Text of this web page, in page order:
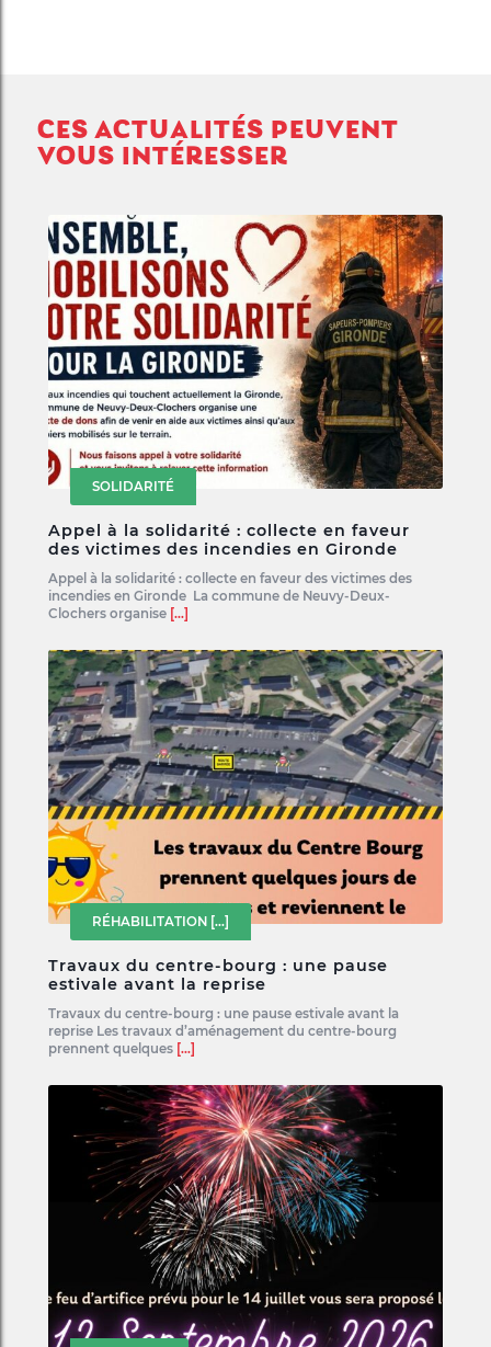
CES ACTUALITÉS PEUVENT
VOUS INTÉRESSER
SOLIDARITÉ
Appel à la solidarité : collecte en faveur
des victimes des incendies en Gironde
Appel à la solidarité : collecte en faveur des victimes des
incendies en Gironde La commune de Neuvy-Deux-
Clochers organise [...]
RÉHABILITATION [...]
Travaux du centre-bourg : une pause
estivale avant la reprise
Travaux du centre-bourg : une pause estivale avant la
reprise Les travaux d’aménagement du centre-bourg
prennent quelques [...]